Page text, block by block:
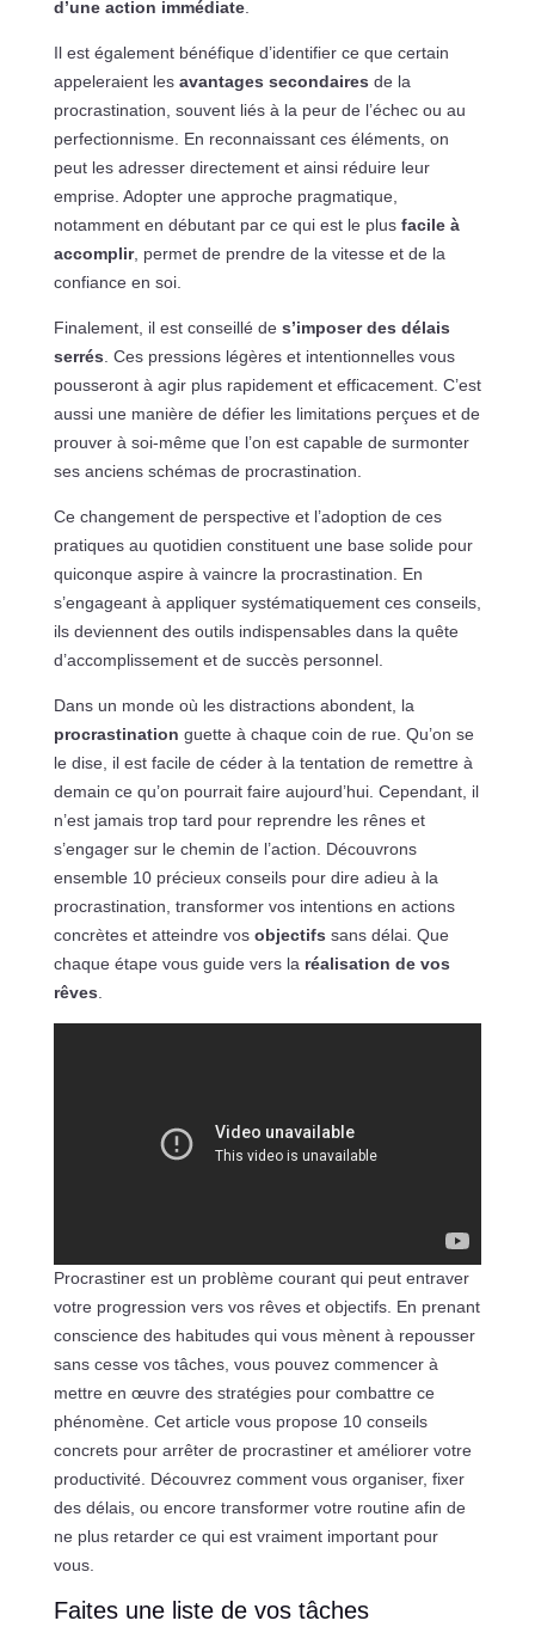
d’une action immédiate.
Il est également bénéfique d’identifier ce que certain
appeleraient les avantages secondaires de la
procrastination, souvent liés à la peur de l’échec ou au
perfectionnisme. En reconnaissant ces éléments, on
peut les adresser directement et ainsi réduire leur
emprise. Adopter une approche pragmatique,
notamment en débutant par ce qui est le plus facile à
accomplir, permet de prendre de la vitesse et de la
confiance en soi.
Finalement, il est conseillé de s’imposer des délais
serrés . Ces pressions légères et intentionnelles vous
pousseront à agir plus rapidement et efficacement. C’est
aussi une manière de défier les limitations perçues et de
prouver à soi-même que l’on est capable de surmonter
ses anciens schémas de procrastination.
Ce changement de perspective et l’adoption de ces
pratiques au quotidien constituent une base solide pour
quiconque aspire à vaincre la procrastination. En
s’engageant à appliquer systématiquement ces conseils,
ils deviennent des outils indispensables dans la quête
d’accomplissement et de succès personnel.
Dans un monde où les distractions abondent, la
procrastination guette à chaque coin de rue. Qu’on se
le dise, il est facile de céder à la tentation de remettre à
demain ce qu’on pourrait faire aujourd’hui. Cependant, il
n’est jamais trop tard pour reprendre les rênes et
s’engager sur le chemin de l’action. Découvrons
ensemble 10 précieux conseils pour dire adieu à la
procrastination, transformer vos intentions en actions
concrètes et atteindre vos objectifs sans délai. Que
chaque étape vous guide vers la réalisation de vos
rêves
Procrastiner est un problème courant qui peut entraver
votre progression vers vos rêves et objectifs. En prenant
conscience des habitudes qui vous mènent à repousser
sans cesse vos tâches, vous pouvez commencer à
mettre en œuvre des stratégies pour combattre ce
phénomène. Cet article vous propose 10 conseils
concrets pour arrêter de procrastiner et améliorer votre
productivité. Découvrez comment vous organiser, fixer
des délais, ou encore transformer votre routine afin de
ne plus retarder ce qui est vraiment important pour
vous.
Faites une liste de vos tâches